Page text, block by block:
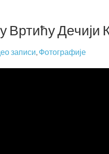
Вртићу Дечији
записи, Фотографије